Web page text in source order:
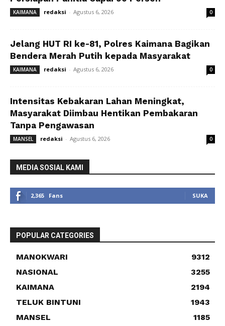
KAIMANA redaksi - Agustus 6, 2026 0
Jelang HUT RI ke-81, Polres Kaimana Bagikan
Bendera Merah Putih kepada Masyarakat
KAIMANA redaksi - Agustus 6, 2026 0
Intensitas Kebakaran Lahan Meningkat,
Masyarakat Diimbau Hentikan Pembakaran
Tanpa Pengawasan
MANSEL redaksi - Agustus 6, 2026 0
MEDIA SOSIAL KAMI
2,365 Fans SUKA
POPULAR CATEGORIES
MANOKWARI
9312
NASIONAL
3255
KAIMANA
2194
TELUK BINTUNI
1943
MANSEL
1185